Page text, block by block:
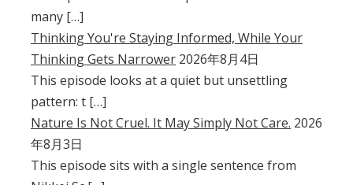
many […]
Thinking You're Staying Informed, While Your
Thinking Gets Narrower 2026年8月4日
This episode looks at a quiet but unsettling
pattern: t […]
Nature Is Not Cruel. It May Simply Not Care. 2026
年8月3日
This episode sits with a single sentence from